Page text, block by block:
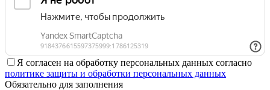
Я согласен на обработку персональных данных согласно
политике защиты и обработки персональных данных
Обязательно для заполнения